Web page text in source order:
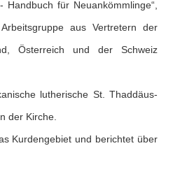
für Neuankömmlinge“,
aus Vertretern der
Österreich und der Schweiz
lutherische St. Thaddäus-
der Kirche.
Kurdengebiet und berichtet über